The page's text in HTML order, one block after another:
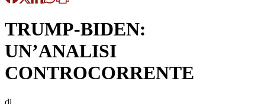
TRUMP-BIDEN:
UN’ANALISI
CONTROCORRENTE
di